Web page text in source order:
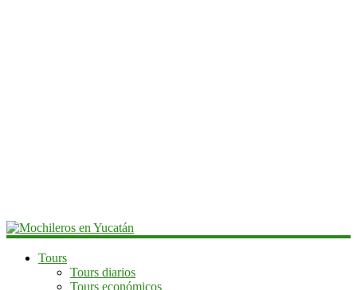
Mochileros
Tours
Tours diarios
Tours económicos